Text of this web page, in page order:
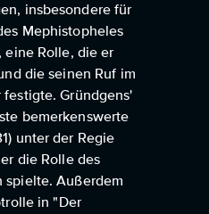
insbesondere für
Mephistopheles
eine Rolle, die er
die seinen Ruf im
Gründgens'
bemerkenswerte
unter der Regie
die Rolle des
spielte. Außerdem
in "Der